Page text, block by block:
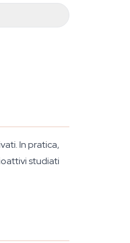
In pratica,
studiati